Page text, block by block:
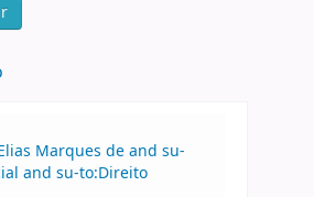
Marques de and su-
and su-to:Direito